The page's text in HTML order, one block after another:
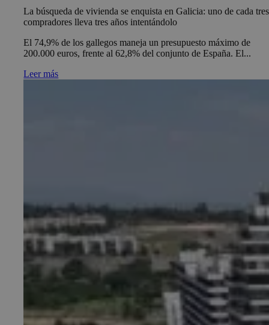
La búsqueda de vivienda se enquista en Galicia: uno de cada tres
compradores lleva tres años intentándolo
El 74,9% de los gallegos maneja un presupuesto máximo de
200.000 euros, frente al 62,8% del conjunto de España. El...
Leer más